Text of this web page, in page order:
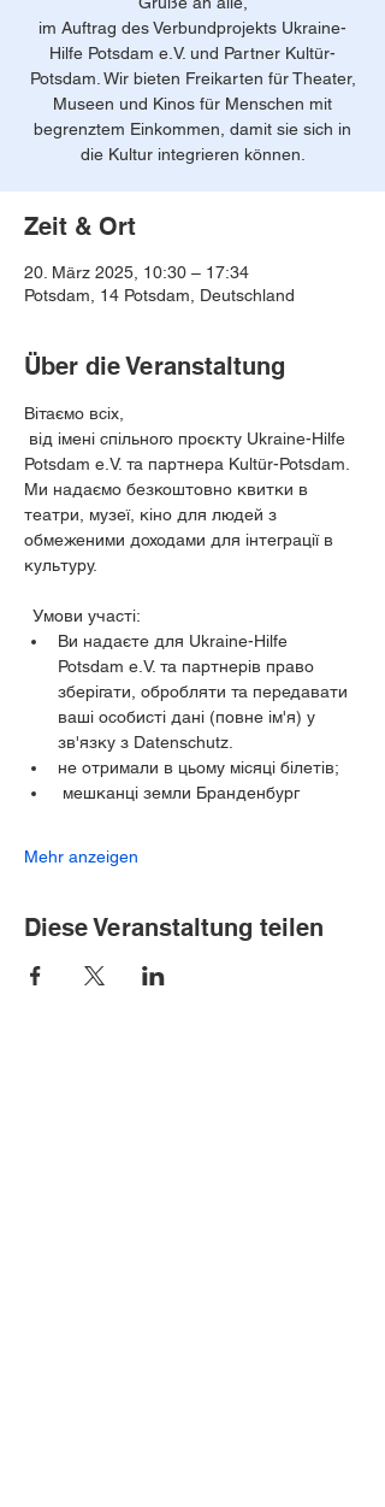
im Auftrag des Verbundprojekts Ukraine-
Hilfe Potsdam e.V. und Partner Kultür-
Potsdam. Wir bieten Freikarten für Theater,
Museen und Kinos für Menschen mit
begrenztem Einkommen, damit sie sich in
die Kultur integrieren können.
Zeit & Ort
20. März 2025, 10:30 – 17:34
Potsdam, 14 Potsdam, Deutschland
Über die Veranstaltung
Вітаємо всіх,
від імені спільного проєкту Ukraine-Hilfe
Potsdam e.V. та партнера Kultür-Potsdam.
Ми надаємо безкоштовно квитки в
театри, музеї, кіно для людей з
обмеженими доходами для інтеграції в
культуру.
Умови участі:
Ви надаєте для Ukraine-Hilfe
Potsdam e.V. та партнерів право
зберігати, обробляти та передавати
ваші особисті дані (повне ім'я) у
зв'язку з Datenschutz.
не отримали в цьому місяці білетів;
мешканці земли Бранденбург
Mehr anzeigen
Diese Veranstaltung teilen